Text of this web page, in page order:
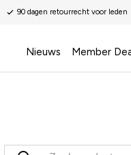
90 dagen retourrecht voor leden
Nieuws Member